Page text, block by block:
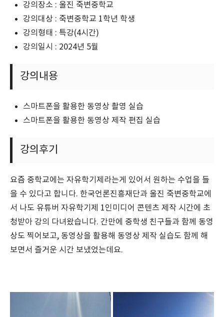
강의장소 : 울진 죽변중학교
강의대상 : 죽변중학교 1학년 학생
강의형태 : 특강(4시간)
강의일시 : 2024년 5월
강의내용
스마트폰을 활용한 동영상 촬영 실습
스마트폰을 활용한 동영상 제작 편집 실습
강의후기
요즘 중학교에는 자유학기제라는게 있어서 원하는 수업을 들
을 수 있다고 합니다. 한국언론진흥재단과 울진 죽변중학교에
서 나도 유튜버 자유학기제 1인미디어 콘텐츠 제작 시간에 초
청받아 강의 다녀왔습니다. 간만에 중학생 친구들과 함께 동영
상도 찍어보고, 동영상을 활용해 동영상 제작 실습도 함께 해
보면서 즐거운 시간 보냈었는데요.